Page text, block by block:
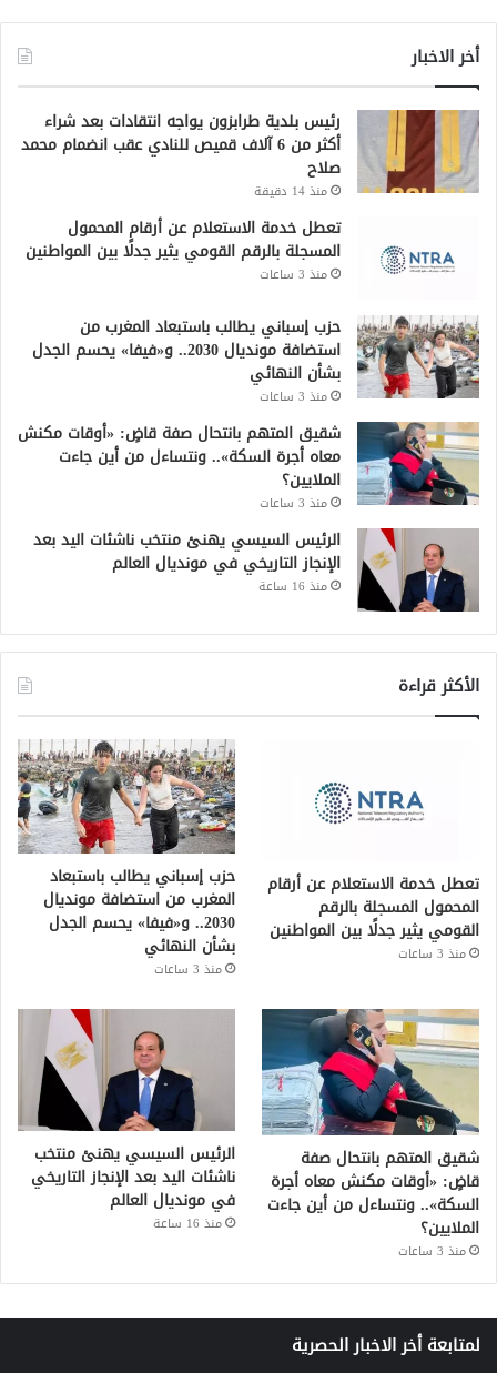
أخر الاخبار
رئيس بلدية طرابزون يواجه انتقادات بعد شراء
أكثر من 6 آلاف قميص للنادي عقب انضمام محمد
صلاح
منذ 14 دقيقة
تعطل خدمة الاستعلام عن أرقام المحمول
المسجلة بالرقم القومي يثير جدلًا بين المواطنين
منذ 3 ساعات
حزب إسباني يطالب باستبعاد المغرب من
استضافة مونديال 2030.. و«فيفا» يحسم الجدل
بشأن النهائي
منذ 3 ساعات
شقيق المتهم بانتحال صفة قاضٍ: «أوقات مكنش
معاه أجرة السكة».. ونتساءل من أين جاءت
الملايين؟
منذ 3 ساعات
الرئيس السيسي يهنئ منتخب ناشئات اليد بعد
الإنجاز التاريخي في مونديال العالم
منذ 16 ساعة
الأكثر قراءة
تعطل خدمة الاستعلام عن أرقام
المحمول المسجلة بالرقم
القومي يثير جدلًا بين المواطنين
منذ 3 ساعات
حزب إسباني يطالب باستبعاد
المغرب من استضافة مونديال
2030.. و«فيفا» يحسم الجدل
بشأن النهائي
منذ 3 ساعات
شقيق المتهم بانتحال صفة
قاضٍ: «أوقات مكنش معاه أجرة
السكة».. ونتساءل من أين جاءت
الملايين؟
منذ 3 ساعات
الرئيس السيسي يهنئ منتخب
ناشئات اليد بعد الإنجاز التاريخي
في مونديال العالم
منذ 16 ساعة
لمتابعة أخر الاخبار الحصرية